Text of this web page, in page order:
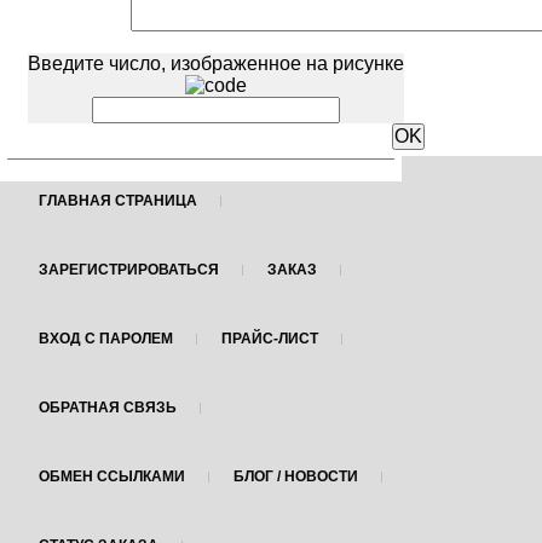
Введите число, изображенное на рисунке
ГЛАВНАЯ СТРАНИЦА
ЗАРЕГИСТРИРОВАТЬСЯ ЗАКАЗ
ВХОД С ПАРОЛЕМ ПРАЙС-ЛИСТ
ОБРАТНАЯ СВЯЗЬ
ОБМЕН ССЫЛКАМИ БЛОГ / НОВОСТИ